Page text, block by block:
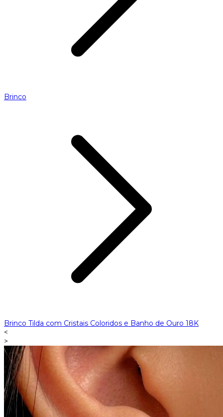
Brinco
Brinco Tilda com Cristais Coloridos e Banho de Ouro 18K
<
>